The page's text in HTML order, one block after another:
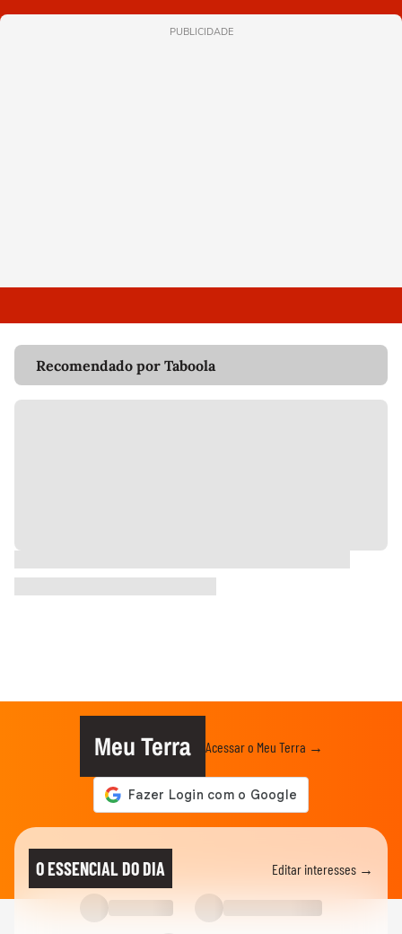
PUBLICIDADE
Recomendado por Taboola
Meu Terra Acessar o Meu Terra →
O ESSENCIAL DO DIA Editar interesses →